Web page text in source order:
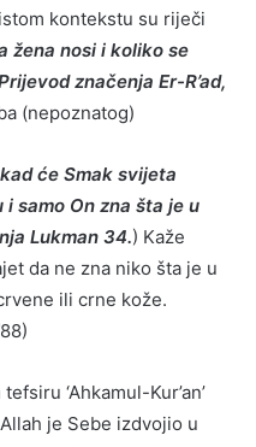
kontekstu su riječi
žena nosi i koliko se
značenja Er-R’ad,
(nepoznatog)
će Smak svijeta
samo On zna šta je u
Lukman 34.) Kaže
da ne zna niko šta je u
ili crne kože.
‘Ahkamul-Kur’an’
je Sebe izdvojio u